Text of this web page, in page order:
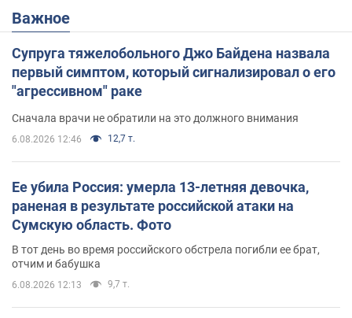
Важное
Супруга тяжелобольного Джо Байдена назвала
первый симптом, который сигнализировал о его
"агрессивном" раке
Сначала врачи не обратили на это должного внимания
6.08.2026 12:46 12,7 т.
Ее убила Россия: умерла 13-летняя девочка,
раненая в результате российской атаки на
Сумскую область. Фото
В тот день во время российского обстрела погибли ее брат,
отчим и бабушка
6.08.2026 12:13 9,7 т.